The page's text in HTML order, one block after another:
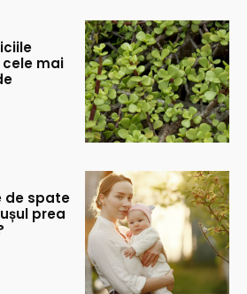
mai
de spate
prea